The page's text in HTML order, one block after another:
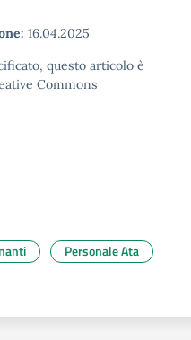
16.04.2025
questo articolo è
Commons
Personale Ata